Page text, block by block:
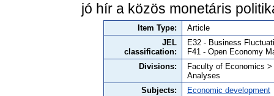
jó hír a közös monetáris
Item Type:
Article
JEL
classification:
E32 - Business
F41 - Open Economy
Divisions:
Faculty of Economics
Analyses
Subjects:
Economic development